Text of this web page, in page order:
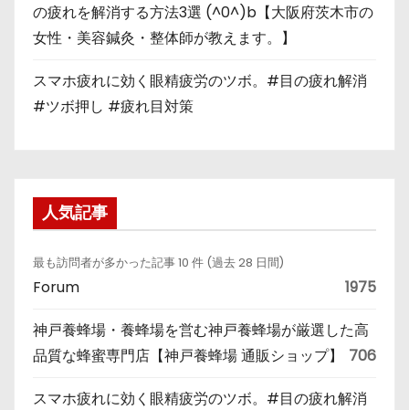
の疲れを解消する方法3選 (^0^)b【大阪府茨木市の
女性・美容鍼灸・整体師が教えます。】
スマホ疲れに効く眼精疲労のツボ。#目の疲れ解消
#ツボ押し #疲れ目対策
人気記事
最も訪問者が多かった記事 10 件 (過去 28 日間)
Forum 1975
神戸養蜂場・養蜂場を営む神戸養蜂場が厳選した高
品質な蜂蜜専門店【神戸養蜂場 通販ショップ】
706
スマホ疲れに効く眼精疲労のツボ。#目の疲れ解消